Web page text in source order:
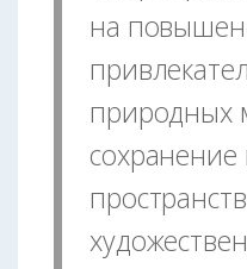
на
природных